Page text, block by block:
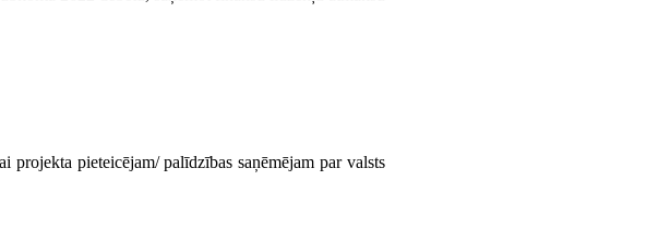
pieteicējam/ palīdzības saņēmējam par valsts